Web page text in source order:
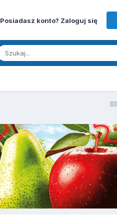
Posiadasz konto? Zaloguj się